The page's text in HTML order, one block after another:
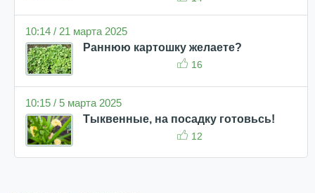
10:14 / 21 марта 2025
Раннюю картошку желаете?
16
10:15 / 5 марта 2025
Тыквенные, на посадку готовьсь!
12